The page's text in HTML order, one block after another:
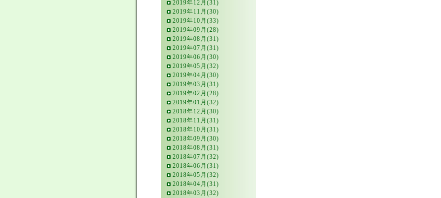
2019年12月(31)
2019年11月(30)
2019年10月(33)
2019年09月(28)
2019年08月(31)
2019年07月(31)
2019年06月(30)
2019年05月(32)
2019年04月(30)
2019年03月(31)
2019年02月(28)
2019年01月(32)
2018年12月(30)
2018年11月(31)
2018年10月(31)
2018年09月(30)
2018年08月(31)
2018年07月(32)
2018年06月(31)
2018年05月(32)
2018年04月(31)
2018年03月(32)